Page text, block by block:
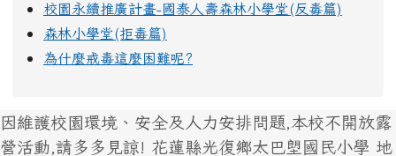
校園永續推廣計畫-國泰人壽森林小學堂(反毒篇)
森林小學堂(拒毒篇)
為什麼戒毒這麼困難呢?
因維護校園環境、安全及人力安排問題,本校不開放露
營活動,請多多見諒! 花蓮縣光復鄉太巴塱國民小學 地